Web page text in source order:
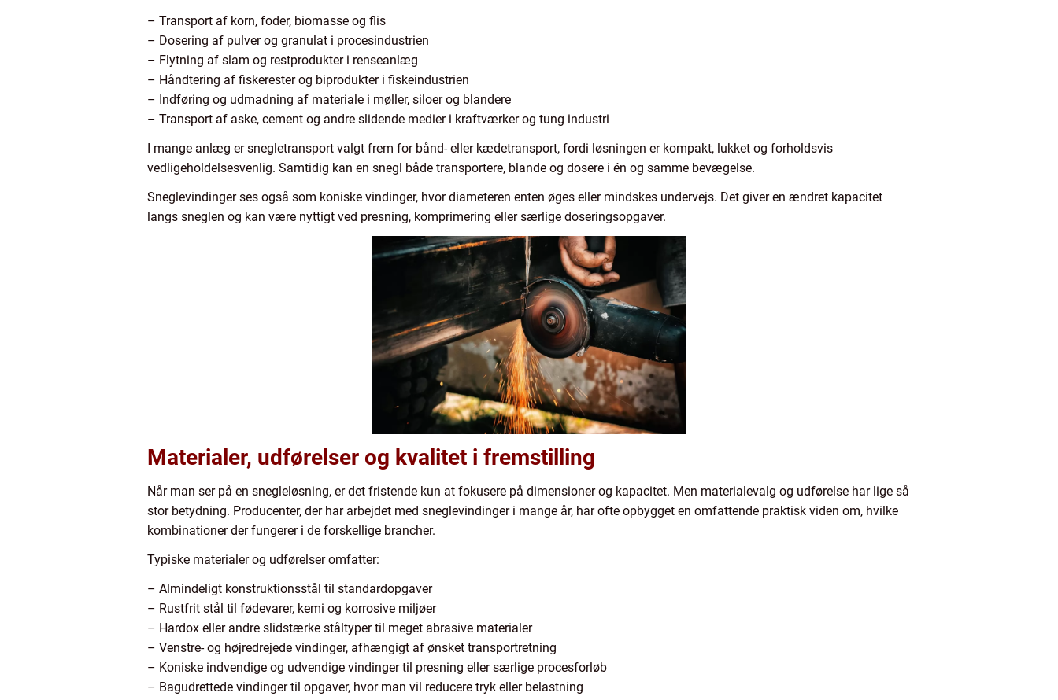
– Transport af korn, foder, biomasse og flis
– Dosering af pulver og granulat i procesindustrien
– Flytning af slam og restprodukter i renseanlæg
– Håndtering af fiskerester og biprodukter i fiskeindustrien
– Indføring og udmadning af materiale i møller, siloer og blandere
– Transport af aske, cement og andre slidende medier i kraftværker og tung industri
I mange anlæg er snegletransport valgt frem for bånd- eller kædetransport, fordi løsningen er kompakt, lukket og forholdsvis
vedligeholdelsesvenlig. Samtidig kan en snegl både transportere, blande og dosere i én og samme bevægelse.
Sneglevindinger ses også som koniske vindinger, hvor diameteren enten øges eller mindskes undervejs. Det giver en ændret kapacitet
langs sneglen og kan være nyttigt ved presning, komprimering eller særlige doseringsopgaver.
Materialer, udførelser og kvalitet i fremstilling
Når man ser på en snegleløsning, er det fristende kun at fokusere på dimensioner og kapacitet. Men materialevalg og udførelse har lige så
stor betydning. Producenter, der har arbejdet med sneglevindinger i mange år, har ofte opbygget en omfattende praktisk viden om, hvilke
kombinationer der fungerer i de forskellige brancher.
Typiske materialer og udførelser omfatter:
– Almindeligt konstruktionsstål til standardopgaver
– Rustfrit stål til fødevarer, kemi og korrosive miljøer
– Hardox eller andre slidstærke ståltyper til meget abrasive materialer
– Venstre- og højredrejede vindinger, afhængigt af ønsket transportretning
– Koniske indvendige og udvendige vindinger til presning eller særlige procesforløb
– Bagudrettede vindinger til opgaver, hvor man vil reducere tryk eller belastning